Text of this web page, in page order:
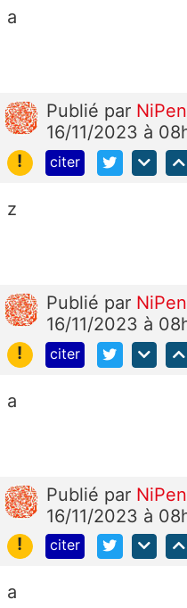
a
Publié par
16/11/2023 à
!
citer
z
Publié par
16/11/2023 à
!
citer
a
Publié par
16/11/2023 à
!
citer
a